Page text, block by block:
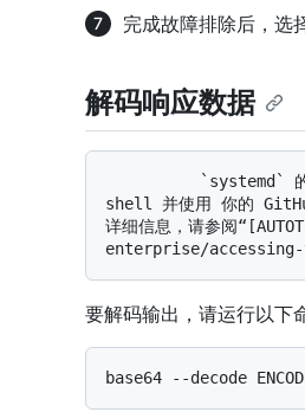
完成故障排除后，选
解码响应数据
shell 并使用 你的
详细信息，请参阅
要解码输出，请运行以下